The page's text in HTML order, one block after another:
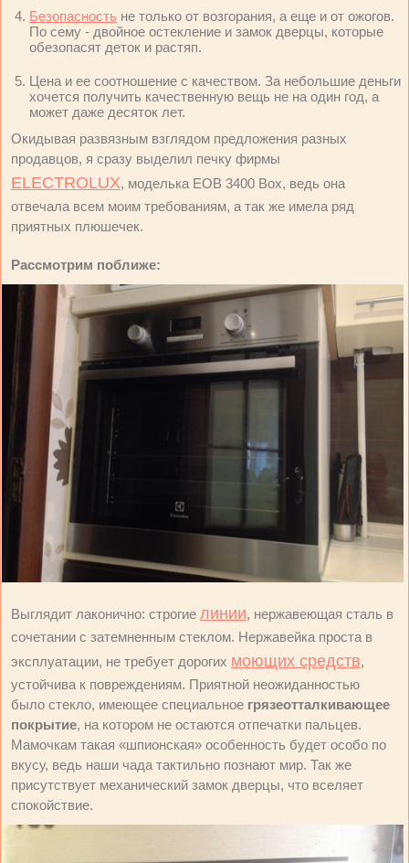
Безопасность не только от возгорания, а еще и от ожогов.
По сему - двойное остекление и замок дверцы, которые
обезопасят деток и растяп.
Цена и ее соотношение с качеством. За небольшие деньги
хочется получить качественную вещь не на один год, а
может даже десяток лет.
Окидывая развязным взглядом предложения разных
продавцов, я сразу выделил печку фирмы
ELECTROLUX, моделька EOB 3400 Box, ведь она
отвечала всем моим требованиям, а так же имела ряд
приятных плюшечек.
Рассмотрим поближе:
Выглядит лаконично: строгие линии, нержавеющая сталь в
сочетании с затемненным стеклом. Нержавейка проста в
эксплуатации, не требует дорогих моющих средств,
устойчива к повреждениям. Приятной неожиданностью
было стекло, имеющее специальное грязеотталкивающее
покрытие, на котором не остаются отпечатки пальцев.
Мамочкам такая «шпионская» особенность будет особо по
вкусу, ведь наши чада тактильно познают мир. Так же
присутствует механический замок дверцы, что вселяет
спокойствие.